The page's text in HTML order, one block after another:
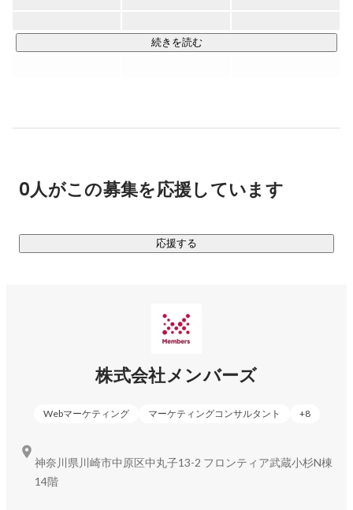
していくことを目指しています。
続きを読む
0人がこの募集を応援しています
応援する
株式会社メンバーズ
Webマーケティング マーケティングコンサルタント +8
神奈川県川崎市中原区中丸子13-2 フロンティア武蔵小杉N棟
14階